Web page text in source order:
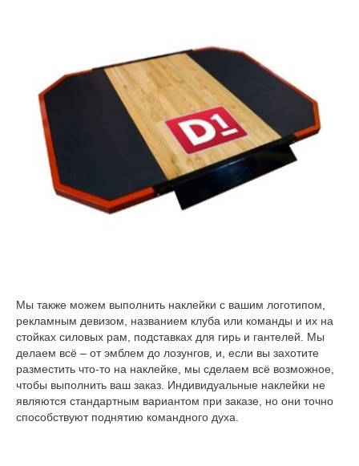
Мы также можем выполнить наклейки с вашим логотипом,
рекламным девизом, названием клуба или команды и их на
стойках силовых рам, подставках для гирь и гантелей. Мы
делаем всё – от эмблем до лозунгов, и, если вы захотите
разместить что-то на наклейке, мы сделаем всё возможное,
чтобы выполнить ваш заказ. Индивидуальные наклейки не
являются стандартным вариантом при заказе, но они точно
способствуют поднятию командного духа.